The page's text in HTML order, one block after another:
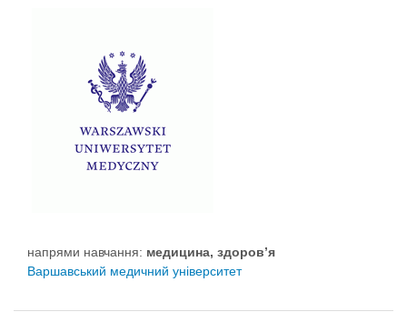
напрями навчання: медицина, здоров’я
Варшавський медичний університет